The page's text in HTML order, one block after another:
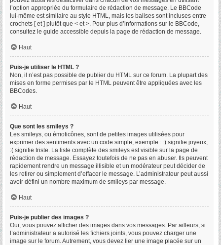
l’option appropriée du formulaire de rédaction de message. Le BBCode
lui-même est similaire au style HTML, mais les balises sont incluses entre
crochets [ et ] plutôt que < et >. Pour plus d’informations sur le BBCode,
consultez le guide accessible depuis la page de rédaction de message.
Haut
Puis-je utiliser le HTML ?
Non, il n’est pas possible de publier du HTML sur ce forum. La plupart des
mises en forme permises par le HTML peuvent être appliquées avec les
BBCodes.
Haut
Que sont les smileys ?
Les smileys, ou émoticônes, sont de petites images utilisées pour
exprimer des sentiments avec un code simple, exemple : :) signifie joyeux,
:( signifie triste. La liste complète des smileys est visible sur la page de
rédaction de message. Essayez toutefois de ne pas en abuser. Ils peuvent
rapidement rendre un message illisible et un modérateur peut décider de
les retirer ou simplement d’effacer le message. L’administrateur peut aussi
avoir défini un nombre maximum de smileys par message.
Haut
Puis-je publier des images ?
Oui, vous pouvez afficher des images dans vos messages. Par ailleurs, si
l’administrateur a autorisé les fichiers joints, vous pouvez charger une
image sur le forum. Autrement, vous devez lier une image placée sur un